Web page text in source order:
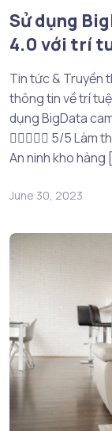
Sử dụng
4.0 với trí
Tin tức & Truyền
thông tin về trí
dụng BigData
 5/5 Làm
An ninh kho hàng
June 30, 2023